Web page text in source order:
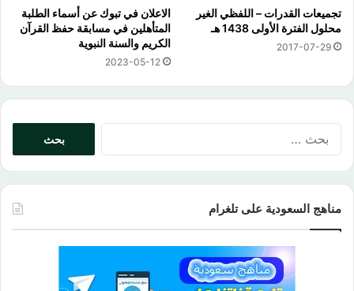
تجميعات القدرات – اللفظي الغير
محلول الفترة الأولى 1438 هـ
2017-07-29
الاعلان في تبوك عن أسماء الطلبة
المتأهلين في مسابقة حفظ القرآن
الكريم والسنة النبوية
2023-05-12
مناهج السعودية على تلغرام